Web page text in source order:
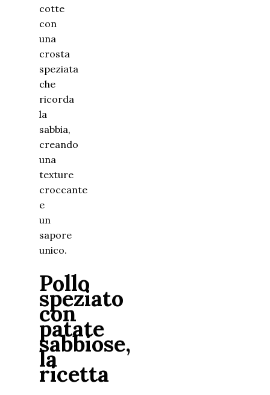
cotte
con
una
crosta
speziata
che
ricorda
la
sabbia,
creando
una
texture
croccante
e
un
sapore
unico.
Pollo
speziato
con
patate
sabbiose,
la
ricetta